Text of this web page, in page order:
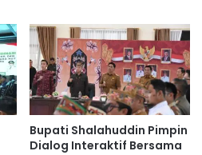
Bupati Shalahuddin Pimpin
Dialog Interaktif Bersama